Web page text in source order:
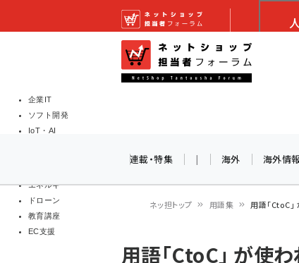
イ
企業IT
ソフト開発
IoT・AI
エネルギー
ドローン
教育講座
EC支援
ネット
ネットショップ担
連載・特集 | 海外 海外情
ネッ担トップ 用語集 用語「CtoC
用語「CtoC」 が使